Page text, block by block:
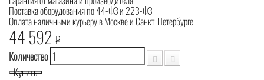
Поставка оборудования по 44-ФЗ и 223-ФЗ
Оплата наличными курьеру в Москве и Санкт-Петербурге
44 592 ₽
Количество
Купить